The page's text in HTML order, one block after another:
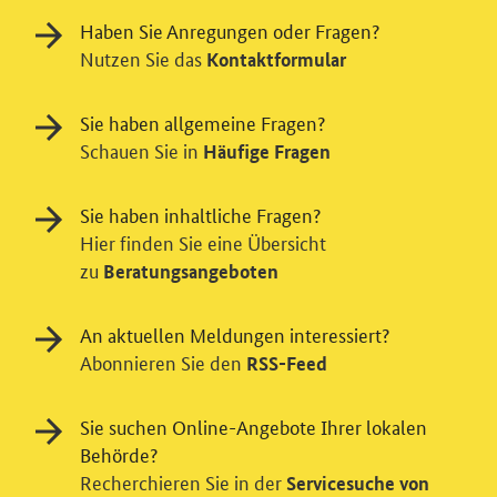
Einwilligung in Tracking und / oder
Wir bitten Sie an dieser Stelle um Ihre Einwilligung für
verschiedene Zusatzdienste unserer Webseite: Wir
datenschutzfreundlicher Statistiken verstehen, um
unsere Öffentlichkeitsarbeit zu verbessern. Zusätzlich
können Sie in die Nutzung eines Videodienstes
Haben Sie Anregungen oder Fragen?
Nutzen Sie das Kontaktformular
Sie haben allgemeine Fragen?
Schauen Sie in Häufige Fragen
Sie haben inhaltliche Fragen?
Hier finden Sie eine Übersicht
zu Beratungsangeboten
An aktuellen Meldungen interessiert?
Abonnieren Sie den RSS-Feed
Sie suchen Online-Angebote Ihrer lokalen
Behörde?
Recherchieren Sie in der Servicesuche von